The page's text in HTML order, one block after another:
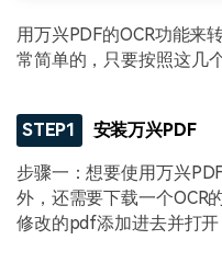
用万兴PDF的OCR功能来
常简单的，只要按照这几
STEP1 安装万兴PDF
步骤一：想要使用万兴
外，还需要下载一个OCR
修改的pdf添加进去并打开